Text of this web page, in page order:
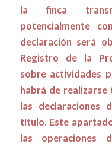
la finca
potencialmente
declaración será
Registro de la
sobre actividades
habrá de
las declaraciones
título. Este
las operaciones